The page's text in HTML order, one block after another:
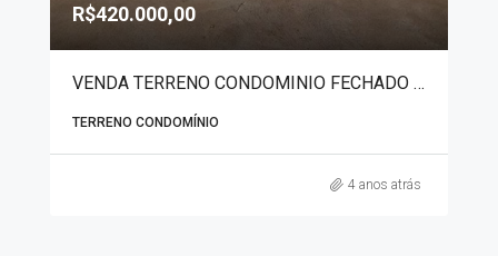
R$420.000,00
VENDA TERRENO CONDOMINIO FECHADO VILLA PIEMONTE TC3654
TERRENO CONDOMÍNIO
4 anos atrás